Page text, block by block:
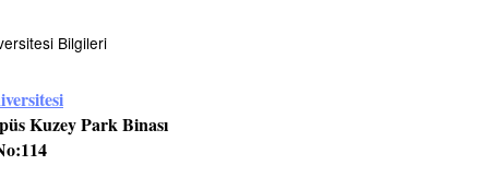
Bilgileri
Kuzey Park Binası